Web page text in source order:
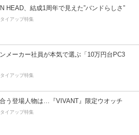
HEAD、結成1周年で見えた”バンドらしさ”
イアップ特集
メーカー社員が本気で選ぶ「10万円台PC3
イアップ特集
う登場人物は…『VIVANT』限定ウオッチ
イアップ特集